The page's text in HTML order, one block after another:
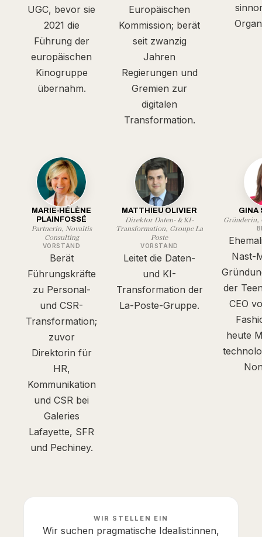
UGC, bevor sie
2021 die
Führung der
europäischen
Kinogruppe
übernahm.
Europäischen
Kommission; berät
seit zwanzig
Jahren
Regierungen und
Gremien zur
digitalen
Transformation.
MARIE-HÉLÈNE
PLAINFOSSÉ
Partnerin, Novaltis
Consulting
VORSTAND
Berät
Führungskräfte
zu Personal-
und CSR-
Transformation;
zuvor
Direktorin für
HR,
Kommunikation
und CSR bei
Galeries
Lafayette, SFR
und Pechiney.
MATTHIEU OLIVIER
Direktor Daten- & KI-
Transformation, Groupe La
Poste
VORSTAND
Leitet die Daten-
und KI-
Transformation der
La-Poste-Gruppe.
GINA
Gründerin,
Nast-
der
CEO
heute
WIR STELLEN EIN
Wir suchen pragmatische Idealist:innen,